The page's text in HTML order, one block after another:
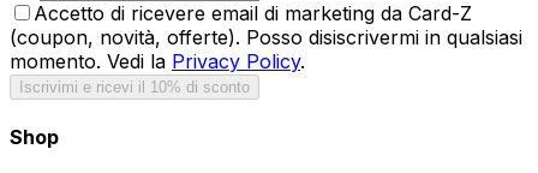
Accetto di ricevere email di marketing da Card-Z
(coupon, novità, offerte). Posso disiscrivermi in qualsiasi
momento. Vedi la Privacy Policy.
Iscrivimi e ricevi il 10% di sconto
Shop